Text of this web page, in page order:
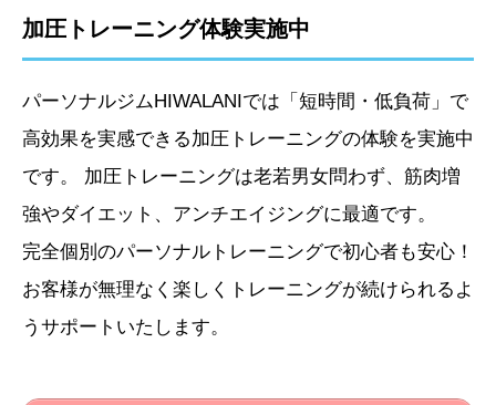
加圧トレーニング体験実施中
パーソナルジムHIWALANIでは「短時間・低負荷」で
高効果を実感できる加圧トレーニングの体験を実施中
です。 加圧トレーニングは老若男女問わず、筋肉増
強やダイエット、アンチエイジングに最適です。
完全個別のパーソナルトレーニングで初心者も安心！
お客様が無理なく楽しくトレーニングが続けられるよ
うサポートいたします。